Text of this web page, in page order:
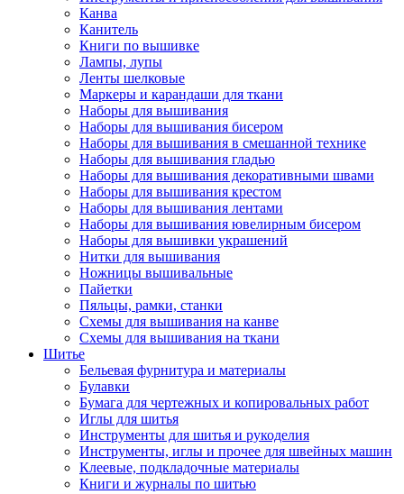
Канва
Канитель
Книги по вышивке
Лампы, лупы
Ленты шелковые
Маркеры и карандаши для ткани
Наборы для вышивания
Наборы для вышивания бисером
Наборы для вышивания в смешанной технике
Наборы для вышивания гладью
Наборы для вышивания декоративными швами
Наборы для вышивания крестом
Наборы для вышивания лентами
Наборы для вышивания ювелирным бисером
Наборы для вышивки украшений
Нитки для вышивания
Ножницы вышивальные
Пайетки
Пяльцы, рамки, станки
Схемы для вышивания на канве
Схемы для вышивания на ткани
Шитье
Бельевая фурнитура и материалы
Булавки
Бумага для чертежных и копировальных работ
Иглы для шитья
Инструменты для шитья и рукоделия
Инструменты, иглы и прочее для швейных машин
Клеевые, подкладочные материалы
Книги и журналы по шитью